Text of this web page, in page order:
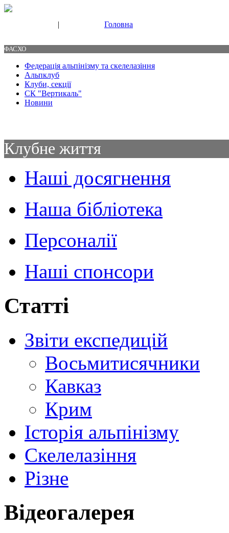
| Головна
ФАСХО
Федерація альпінізму та скелелазіння
Альпклуб
Клуби, секції
СК "Вертикаль"
Новини
Клубне життя
Наші досягнення
Наша бібліотека
Персоналії
Наші спонсори
Статті
Звіти експедицій
Восьмитисячники
Кавказ
Крим
Історія альпінізму
Скелелазіння
Різне
Відеогалерея